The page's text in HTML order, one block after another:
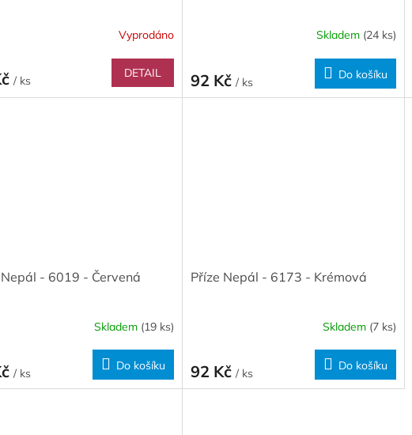
Vyprodáno
/ ks
DETAIL
Skladem (24 ks)
92 Kč / ks
Do košíku
- 6019 - Červená
Skladem (19 ks)
/ ks
Do košíku
Příze Nepál - 6173 - Krémová
Skladem (7 ks)
92 Kč / ks
Do košíku